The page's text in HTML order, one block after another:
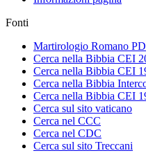
Fonti
Martirologio Romano
Cerca nella Bibbia CEI
Cerca nella Bibbia CEI
Cerca nella Bibbia
Cerca nella Bibbia CEI
Cerca sul sito vaticano
Cerca nel CCC
Cerca nel CDC
Cerca sul sito Treccani